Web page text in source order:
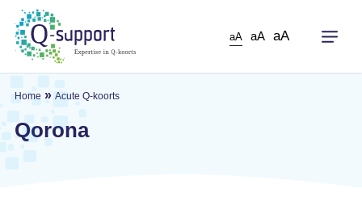
Skip
main
content
aA aA aA
Home » Acute Q-koorts
Qorona